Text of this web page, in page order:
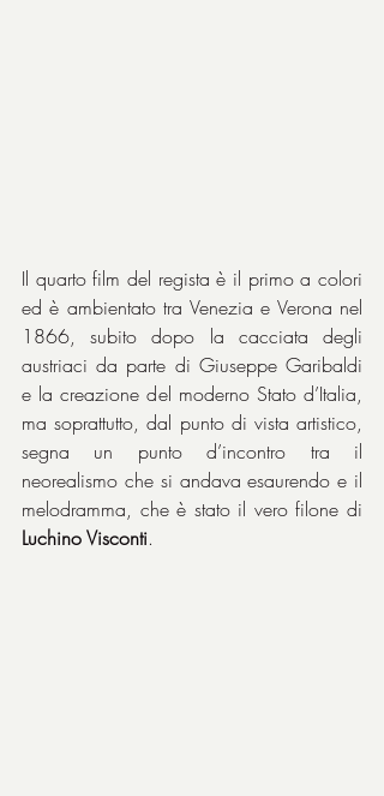
Il quarto film del regista è il primo a colori
ed è ambientato tra Venezia e Verona nel
1866, subito dopo la cacciata degli
austriaci da parte di Giuseppe Garibaldi
e la creazione del moderno Stato d’Italia,
ma soprattutto, dal punto di vista artistico,
segna un punto d’incontro tra il
neorealismo che si andava esaurendo e il
Luchino Visconti.